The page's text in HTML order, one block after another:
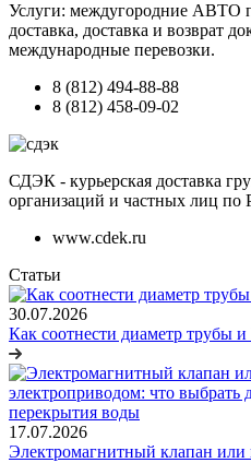
Услуги: междугородние АВТО
доставка, доставка и возврат
международные перевозки.
8 (812) 494-88-88
8 (812) 458-09-02
СДЭК - курьерская доставка
организаций и частных лиц по
www.cdek.ru
Статьи
30.07.2026
Как соотнести диаметр трубы
17.07.2026
Электромагнитный клапан или